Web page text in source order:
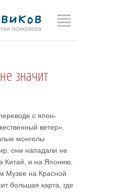
значит
с япон­
ветер».
монголы
они напа­дали не
Китай, и на Японию.
Музее на Красной
большая карта, где